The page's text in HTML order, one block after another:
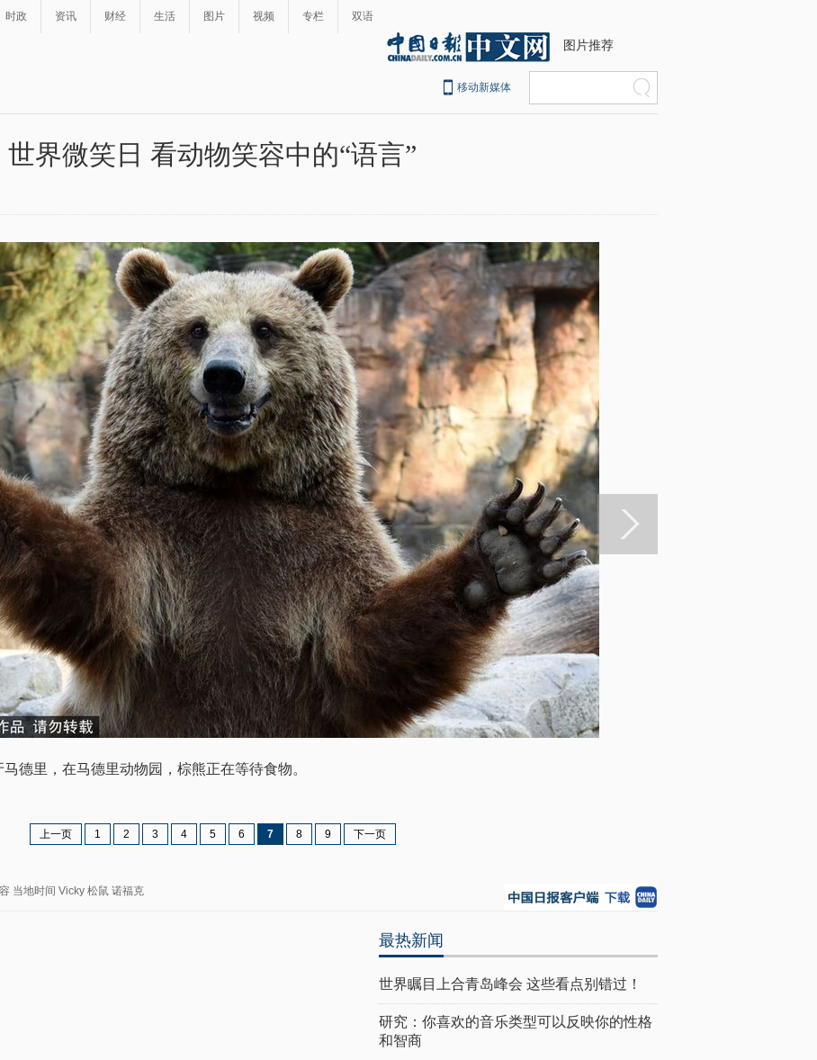
时政 资讯 财经 生活 图片 视频 专栏 双语
图片推荐
移动新媒体
世界微笑日 看动物笑容中的“语言”
德里，在马德里动物园，棕熊正在等待食物。
上一页 1 2 3 4 5 6 7 8 9 下一页
当地时间 Vicky 松鼠 诺福克
最热新闻
世界瞩目上合青岛峰会 这些看点别错过！
研究：你喜欢的音乐类型可以反映你的性格
和智商